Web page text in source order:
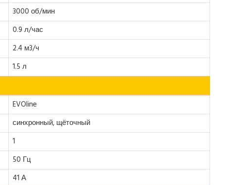
3000 об/мин
0.9 л/час
2.4 м3/ч
1.5 л
EVOline
синхронный, щёточный
1
50 Гц
41 А